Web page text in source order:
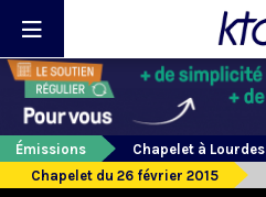
Émissions
Chapelet à Lourdes
Chapelet du 26 février 2015